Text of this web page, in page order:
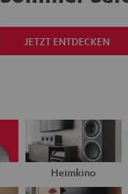
JETZT ENTDECKEN
Heimkino